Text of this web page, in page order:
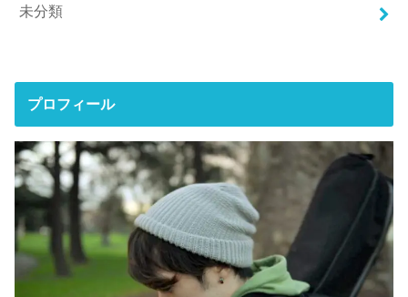
未分類
プロフィール